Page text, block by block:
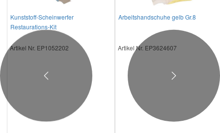
Kunststoff-Scheinwerfer
Restaurations-Kit
Artikel Nr. EP1052202
Arbeitshandschuhe gelb Gr.8
Artikel Nr. EP3624607
Previous Next